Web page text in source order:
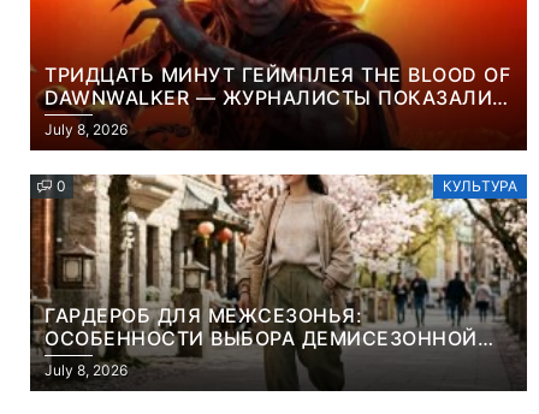
ТРИДЦАТЬ МИНУТ ГЕЙМПЛЕЯ THE BLOOD OF
DAWNWALKER — ЖУРНАЛИСТЫ ПОКАЗАЛИ
НАЧАЛО НОВОЙ ИГРЫ ОТ ВЕТЕРАНОВ CD
PROJEKT RED
July 8, 2026
0 КУЛЬТУРА
ГАРДЕРОБ ДЛЯ МЕЖСЕЗОНЬЯ:
ОСОБЕННОСТИ ВЫБОРА ДЕМИСЕЗОННОЙ
ПАРКИ И ЭЛЕГАНТНОГО ЖЕНСКОГО ПЛАЩА
July 8, 2026